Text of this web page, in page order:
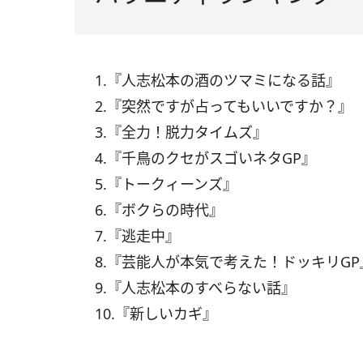
1.『人志松本の酒のツマミになる話』
2.『突然ですが占ってもいいですか？』
3.『全力！脱力タイムズ』
4.『千鳥のクセがスゴいネタGP』
5.『トークィーンズ』
6.『ボクらの時代』
7.『逃走中』
8.『芸能人が本気で考えた！ドッキリ
9.『人志松本のすべらない話』
10.『新しいカギ』